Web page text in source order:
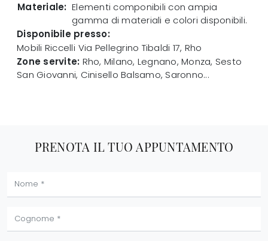
Materiale: Elementi componibili con ampia
gamma di materiali e colori disponibili.
Disponibile presso:
Mobili Riccelli Via Pellegrino Tibaldi 17, Rho
Zone servite: Rho, Milano, Legnano, Monza, Sesto
San Giovanni, Cinisello Balsamo, Saronno...
PRENOTA IL TUO APPUNTAMENTO